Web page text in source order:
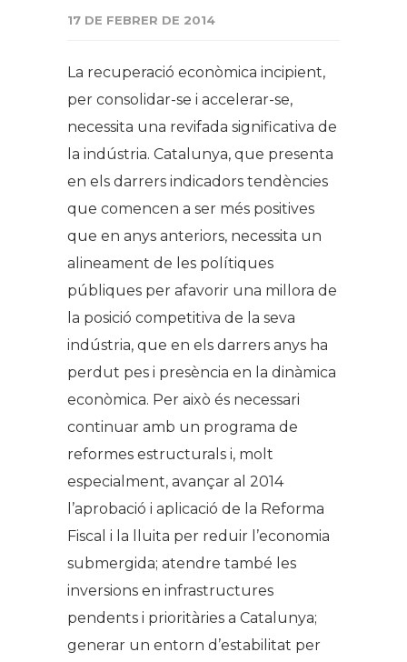
17 DE FEBRER DE 2014
La recuperació econòmica incipient,
per consolidar-se i accelerar-se,
necessita una revifada significativa de
la indústria. Catalunya, que presenta
en els darrers indicadors tendències
que comencen a ser més positives
que en anys anteriors, necessita un
alineament de les polítiques
públiques per afavorir una millora de
la posició competitiva de la seva
indústria, que en els darrers anys ha
perdut pes i presència en la dinàmica
econòmica. Per això és necessari
continuar amb un programa de
reformes estructurals i, molt
especialment, avançar al 2014
l’aprobació i aplicació de la Reforma
Fiscal i la lluita per reduir l’economia
submergida; atendre també les
inversions en infrastructures
pendents i prioritàries a Catalunya;
generar un entorn d’estabilitat per